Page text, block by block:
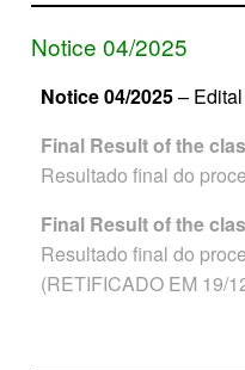
Notice 04/2025
Notice 04/2025–
Final Result of the
Resultado final do
Final Result of the
Resultado final do
(RETIFICADO EM 19/